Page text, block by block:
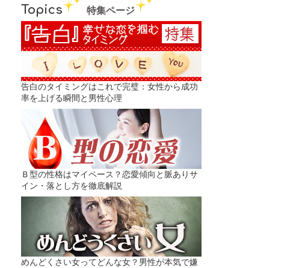
Topics 特集ページ
告白のタイミングはこれで完璧：女性から成功
率を上げる瞬間と男性心理
Ｂ型の性格はマイペース？恋愛傾向と脈ありサ
イン・落とし方を徹底解説
めんどくさい女ってどんな女？男性が本気で嫌